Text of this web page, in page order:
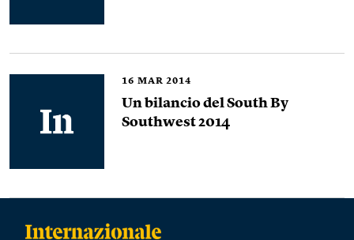
16 MAR 2014
Un bilancio del South By
Southwest 2014